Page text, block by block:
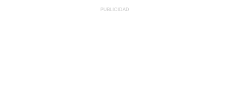
PUBLICIDAD